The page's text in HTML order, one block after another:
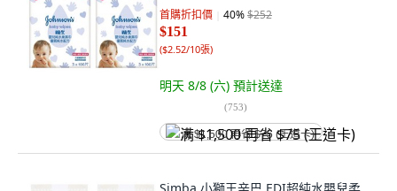
首購折扣價 40%$252
$151
($2.52/10張)
明天 8/8 (六) 預計送達
(753)
满 $1,500 再省 $75 (王道卡)